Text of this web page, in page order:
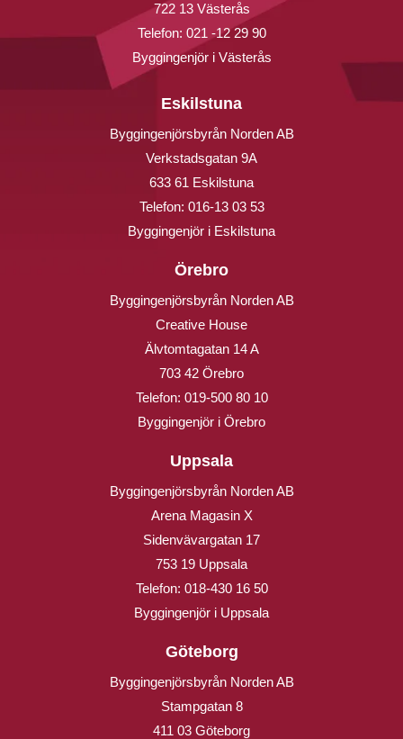
722 13 Västerås
Telefon: 021 -12 29 90
Byggingenjör i Västerås
Eskilstuna
Byggingenjörsbyrån Norden AB
Verkstadsgatan 9A
633 61 Eskilstuna
Telefon: 016-13 03 53
Byggingenjör i Eskilstuna
Örebro
Byggingenjörsbyrån Norden AB
Creative House
Älvtomtagatan 14 A
703 42 Örebro
Telefon: 019-500 80 10
Byggingenjör i Örebro
Uppsala
Byggingenjörsbyrån Norden AB
Arena Magasin X
Sidenvävargatan 17
753 19 Uppsala
Telefon: 018-430 16 50
Byggingenjör i Uppsala
Göteborg
Byggingenjörsbyrån Norden AB
Stampgatan 8
411 03 Göteborg